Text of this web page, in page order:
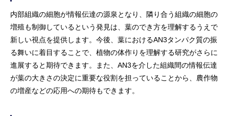
内部組織の細胞が情報伝達の源泉となり、隣り合う組織の細胞の
増殖も制御しているという発見は、葉のでき方を理解するうえで
新しい視点を提供します。今後、葉におけるAN3タンパク質の振
る舞いに着目することで、植物の体作りを理解する研究がさらに
進展すると期待できます。また、AN3を介した組織間の情報伝達
が葉の大きさの決定に重要な役割を担っていることから、農作物
の増産などの応用への期待もできます。